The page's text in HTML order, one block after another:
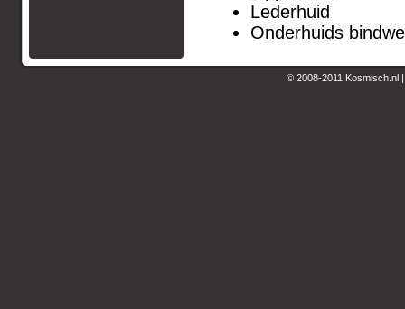
Lederhuid
Onderhuids
© 2008-2011 Kosmisch.nl